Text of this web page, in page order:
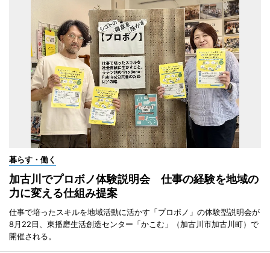
暮らす・働く
加古川でプロボノ体験説明会 仕事の経験を地域の
力に変える仕組み提案
仕事で培ったスキルを地域活動に活かす「プロボノ」の体験型説明会が
8月22日、東播磨生活創造センター「かこむ」（加古川市加古川町）で
開催される。